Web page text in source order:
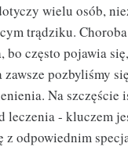
wielu osób,
trądziku.
bo często pojawia
pozbyliśmy
Na szczęście
leczenia - kluczem
z odpowiednim